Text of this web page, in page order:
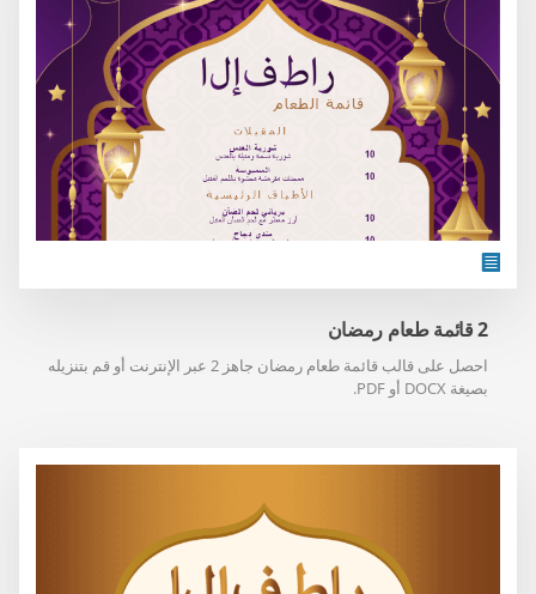
2 قائمة طعام رمضان
احصل على قالب قائمة طعام رمضان جاهز 2 عبر الإنترنت أو قم بتنزيله
بصيغة DOCX أو PDF.